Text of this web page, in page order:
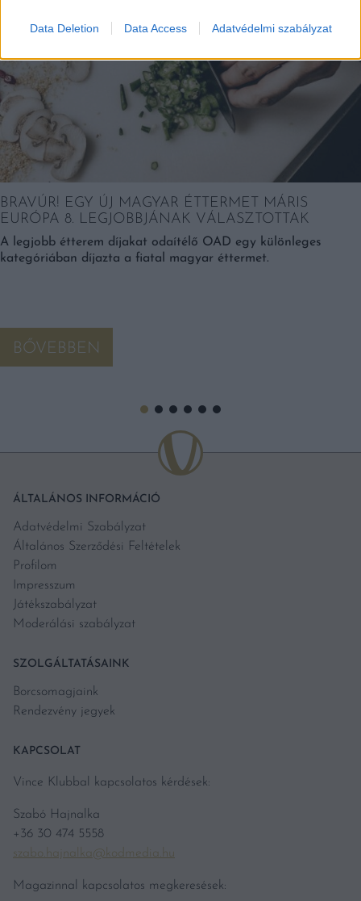
Data Deletion Data Access Adatvédelmi szabályzat
BRAVÚR! EGY ÚJ MAGYAR ÉTTERMET MÁRIS
EURÓPA 8. LEGJOBBJÁNAK VÁLASZTOTTAK
A legjobb étterem díjakat odaítélő OAD egy különleges
kategóriában díjazta a fiatal magyar éttermet.
BŐVEBBEN
ÁLTALÁNOS INFORMÁCIÓ
Adatvédelmi Szabályzat
Általános Szerződési Feltételek
Profilom
Impresszum
Játékszabályzat
Moderálási szabályzat
SZOLGÁLTATÁSAINK
Borcsomagjaink
Rendezvény jegyek
KAPCSOLAT
Vince Klubbal kapcsolatos kérdések:
Szabó Hajnalka
+36 30 474 5558
szabo.hajnalka@kodmedia.hu
Magazinnal kapcsolatos megkeresések: